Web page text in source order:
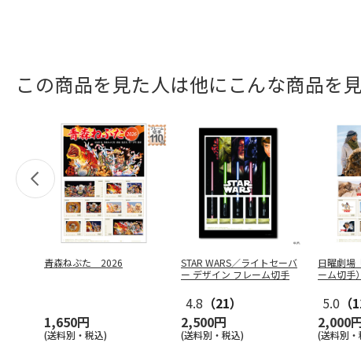
この商品を見た人は他にこんな商品を見
青森ねぶた 2026
1,650円
(送料別・税込)
STAR WARS／ライトセーバ
ー デザイン フレーム切手
4.8 （21）
2,500円
(送料別・税込)
日曜劇場
ーム切手）
5.0 （
2,000
(送料別・